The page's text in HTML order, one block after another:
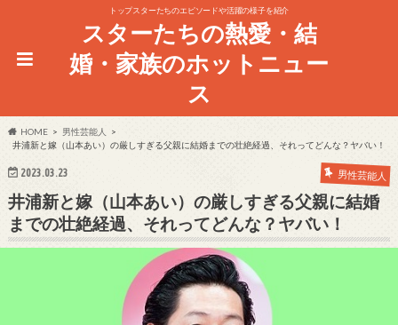
トップスターたちのエピソードや活躍の様子を紹介
スターたちの熱愛・結
婚・家族のホットニュー
ス
HOME
男性芸能人
井浦新と嫁（山本あい）の厳しすぎる父親に結婚までの壮絶経過、それってどんな？ヤバい！
2023.03.23 男性芸能人
井浦新と嫁（山本あい）の厳しすぎる父親に結婚
までの壮絶経過、それってどんな？ヤバい！